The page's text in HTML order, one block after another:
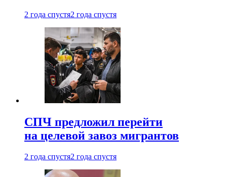
2 года спустя2 года спустя
СПЧ предложил перейти
на целевой завоз мигрантов
2 года спустя2 года спустя